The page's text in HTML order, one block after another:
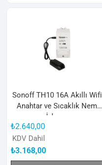
Sonoff TH10 16A Akıllı Wifi
Anahtar ve Sıcaklık Nem
İzleme
₺2.640,00
KDV Dahil
₺3.168,00